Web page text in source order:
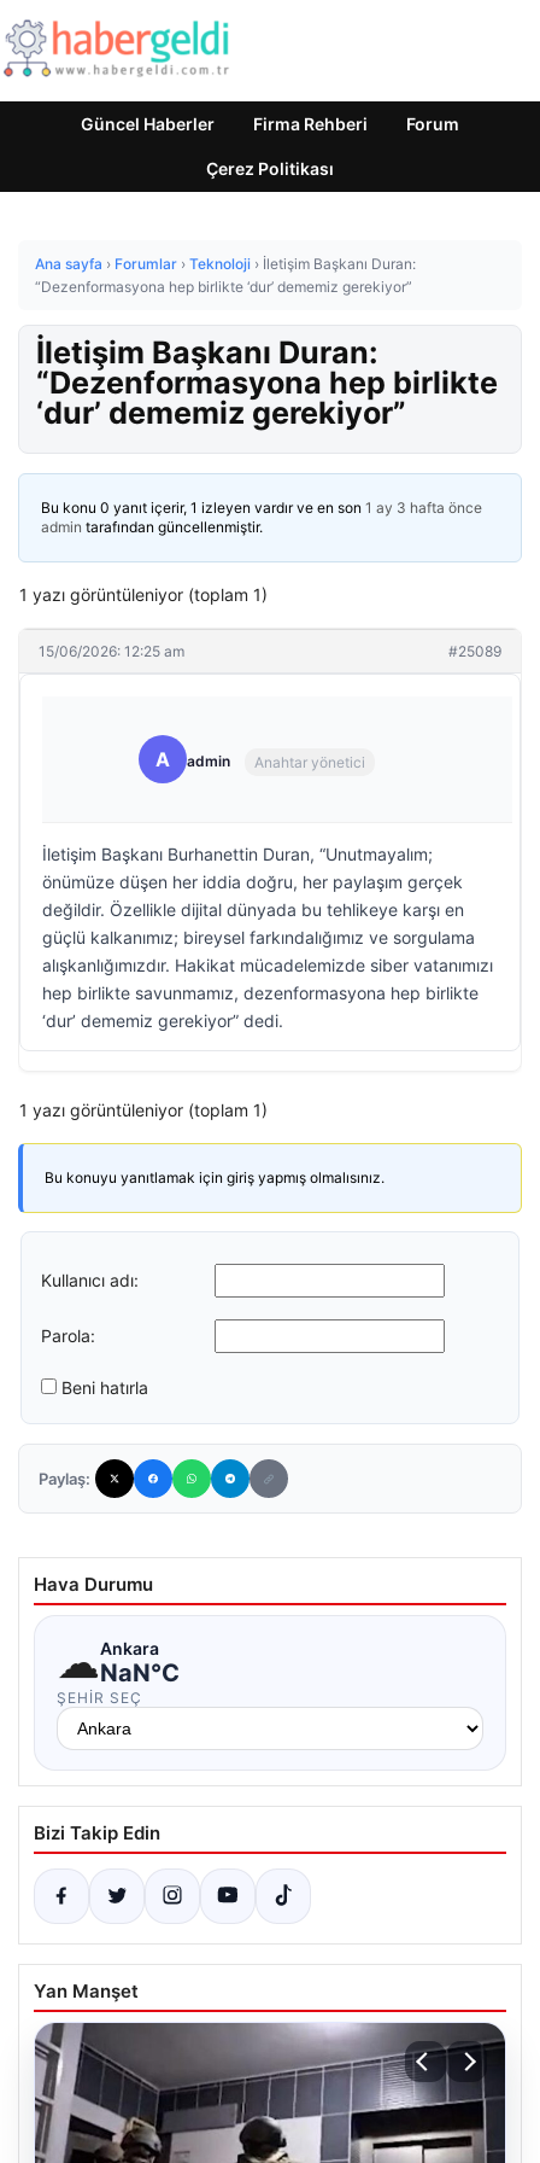
Güncel Haberler Firma Rehberi Forum
Çerez Politikası
Ana sayfa › Forumlar › Teknoloji › İletişim Başkanı Duran:
“Dezenformasyona hep birlikte ‘dur’ dememiz gerekiyor”
İletişim Başkanı Duran:
“Dezenformasyona hep birlikte
‘dur’ dememiz gerekiyor”
Bu konu 0 yanıt içerir, 1 izleyen vardır ve en son 1 ay 3 hafta önce
admin tarafından güncellenmiştir.
1 yazı görüntüleniyor (toplam 1)
15/06/2026: 12:25 am #25089
A admin Anahtar yönetici
İletişim Başkanı Burhanettin Duran, “Unutmayalım;
önümüze düşen her iddia doğru, her paylaşım gerçek
değildir. Özellikle dijital dünyada bu tehlikeye karşı en
güçlü kalkanımız; bireysel farkındalığımız ve sorgulama
alışkanlığımızdır. Hakikat mücadelemizde siber vatanımızı
hep birlikte savunmamız, dezenformasyona hep birlikte
‘dur’ dememiz gerekiyor” dedi.
1 yazı görüntüleniyor (toplam 1)
Bu konuyu yanıtlamak için giriş yapmış olmalısınız.
Kullanıcı adı:
Parola:
Beni hatırla
Paylaş:
Hava Durumu
☁Ankara
NaN°C
ŞEHIR SEÇ
Bizi Takip Edin
Yan Manşet